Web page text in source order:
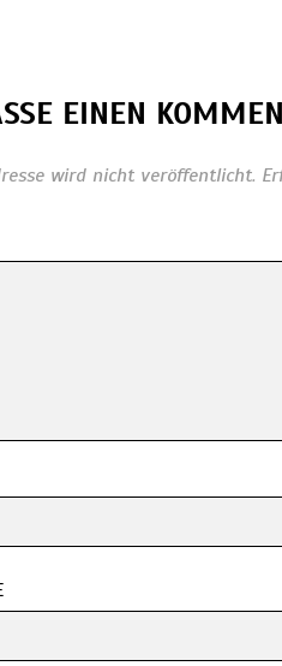
EINEN
wird nicht veröffentlicht.